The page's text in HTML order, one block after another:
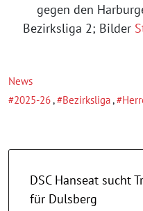
gegen den
Bezirksliga 2; Bilder
News
2025-26, Bezirksliga,
DSC Hanseat sucht
für Dulsberg